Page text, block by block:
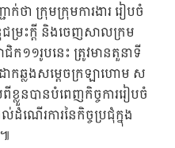
ថា ក្រុមក្រុមការងារ រៀបចំ
ជម្រះក្តី និងចេញសាលក្រម
១១រូបនេះ ត្រូវមានតួនាទី
កឆ្លងសម្តេចក្រឡាហោម ស
លួនបានបំពេញកិច្ចការរៀបចំ
ណើរការនៃកិច្ចប្រជុំក្នុង